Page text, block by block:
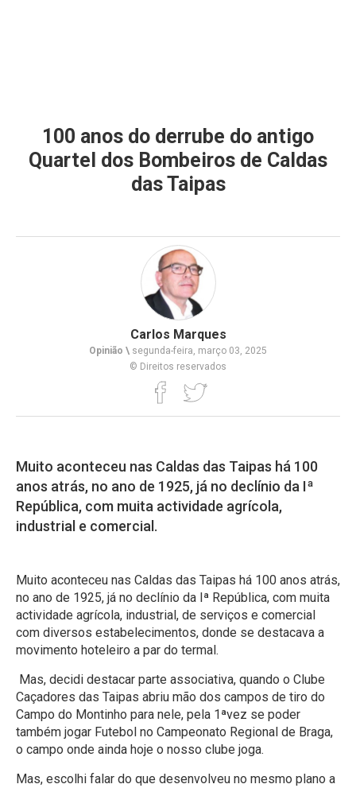
100 anos do derrube do antigo
Quartel dos Bombeiros de Caldas
das Taipas
Carlos Marques
Opinião \ segunda-feira, março 03, 2025
© Direitos reservados
Muito aconteceu nas Caldas das Taipas há 100
anos atrás, no ano de 1925, já no declínio da Iª
República, com muita actividade agrícola,
industrial e comercial.
Muito aconteceu nas Caldas das Taipas há 100 anos atrás,
no ano de 1925, já no declínio da Iª República, com muita
actividade agrícola, industrial, de serviços e comercial
com diversos estabelecimentos, donde se destacava a
movimento hoteleiro a par do termal.
Mas, decidi destacar parte associativa, quando o Clube
Caçadores das Taipas abriu mão dos campos de tiro do
Campo do Montinho para nele, pela 1ªvez se poder
também jogar Futebol no Campeonato Regional de Braga,
o campo onde ainda hoje o nosso clube joga.
Mas, escolhi falar do que desenvolveu no mesmo plano a